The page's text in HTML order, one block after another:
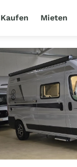
Kaufen Mieten